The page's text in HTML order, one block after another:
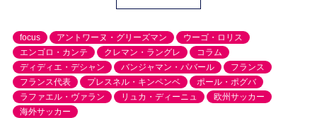
focus アントワーヌ・グリーズマン
ウーゴ・ロリス
エンゴロ・カンテ
クレマン・ラングレ
コラム
ディディエ・デシャン
バンジャマン・パバール
フランス
フランス代表
プレスネル・キンペンベ
ポール・ポグバ
ラファエル・ヴァラン
リュカ・ディーニュ
欧州サッカー
海外サッカー